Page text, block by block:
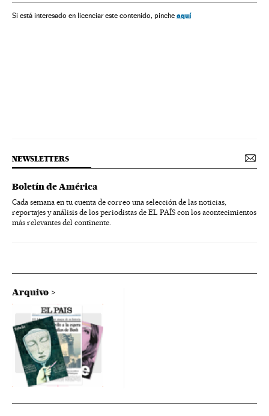
Microbiologia Doenças infecciosas América do Sul
Si está interesado en licenciar este contenido, pinche aquí
NEWSLETTERS
Boletín de América
Cada semana en tu cuenta de correo una selección de las noticias,
reportajes y análisis de los periodistas de EL PAÍS con los acontecimientos
más relevantes del continente.
Arquivo